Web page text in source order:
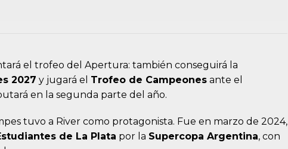
el trofeo del Apertura: también conseguirá la
2027 y jugará el Trofeo de Campeones ante el
en la segunda parte del año.
tuvo a River como protagonista. Fue en marzo de 2024,
de La Plata por la Supercopa Argentina, con